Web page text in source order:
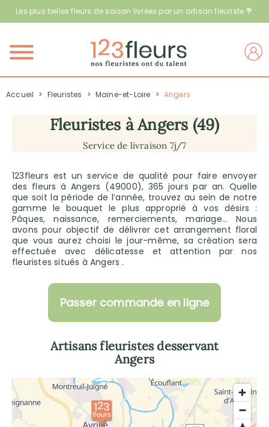
Les plus belles fleurs de saison livrées par un artisan fleuriste 💐
Menu
Accueil > Fleuristes > Maine-et-Loire > Angers
Fleuristes à Angers (49)
Service de livraison 7j/7
123fleurs est un service de qualité pour faire envoyer
des fleurs à Angers (49000), 365 jours par an. Quelle
que soit la période de l’année, trouvez au sein de notre
gamme le bouquet le plus approprié à vos désirs :
Pâques, naissance, remerciements, mariage… Nous
avons pour objectif de délivrer cet arrangement floral
que vous aurez choisi le jour-même, sa création sera
effectuée avec délicatesse et attention par nos
fleuristes situés à Angers .
Passer commande en ligne
Artisans fleuristes desservant
Angers